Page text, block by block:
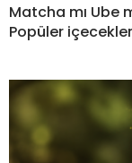
Matcha mı Ube
Popüler